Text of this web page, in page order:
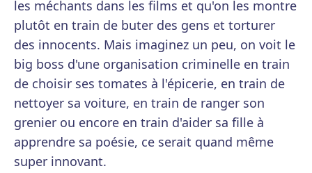
les méchants dans les films et qu'on les montre
plutôt en train de buter des gens et torturer
des innocents. Mais imaginez un peu, on voit le
big boss d'une organisation criminelle en train
de choisir ses tomates à l'épicerie, en train de
nettoyer sa voiture, en train de ranger son
grenier ou encore en train d'aider sa fille à
apprendre sa poésie, ce serait quand même
super innovant.